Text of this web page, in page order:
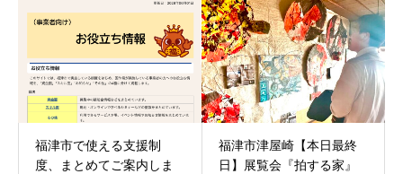
福津市で使える支援制
度、まとめてご案内しま
福津市津屋崎【本日最終
日】展覧会『拍する家』